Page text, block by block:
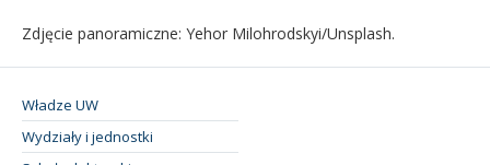
Zdjęcie panoramiczne: Yehor Milohrodskyi/Unsplash.
Władze UW
Wydziały i jednostki